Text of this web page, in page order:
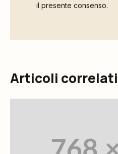
il presente consenso.
Articoli correlati